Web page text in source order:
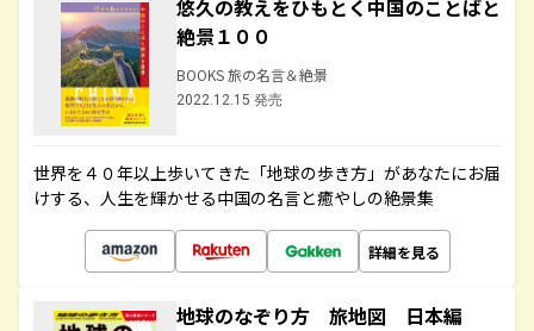
悠久の教えをひもとく中国のことばと
絶景１００
BOOKS 旅の名言＆絶景
2022.12.15 発売
世界を４０年以上歩いてきた「地球の歩き方」があなたにお届
けする、人生を輝かせる中国の名言と癒やしの絶景集
詳細を見る
地球のなぞり方 旅地図 日本編